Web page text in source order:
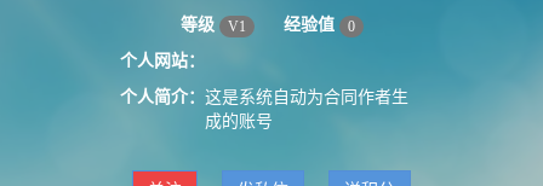
等级 V1 经验值 0
个人网站：
个人简介： 这是系统自动为合同作者生
成的账号